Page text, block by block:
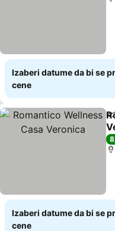
Izaberi datume da bi se
cene
Izaberi datume da bi se
cene